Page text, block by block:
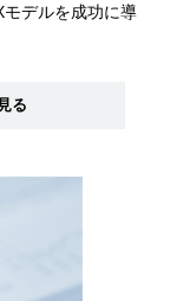
デルを成功に導
る